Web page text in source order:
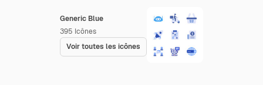
Generic Blue
395 Icônes
Voir toutes les icônes